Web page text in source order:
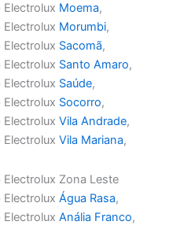
Moema,
Morumbi,
Sacomã,
Santo Amaro,
Saúde,
Socorro,
ElectroluxVila Andrade,
ElectroluxVila Mariana,
Zona Leste
ElectroluxÁgua Rasa,
ElectroluxAnália Franco,